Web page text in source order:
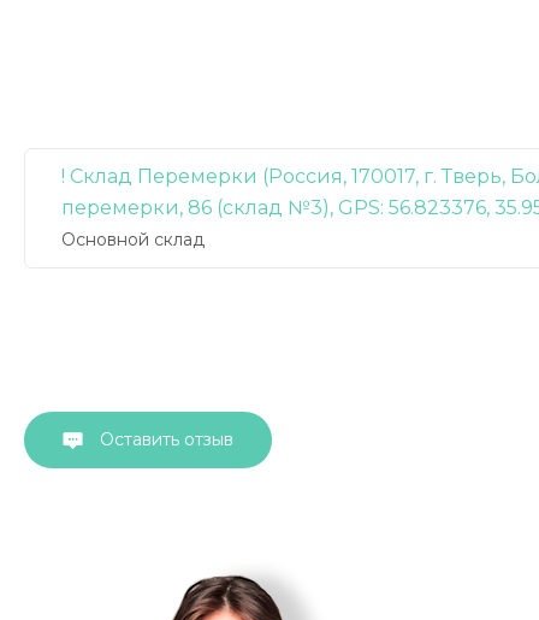
! Склад Перемерки (Россия, 170017, г. Тверь,
перемерки, 86 (склад №3), GPS: 56.823376,
Основной склад
Оставить отзыв